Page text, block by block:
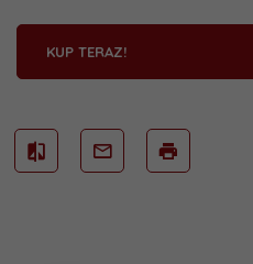
KUP TERAZ!